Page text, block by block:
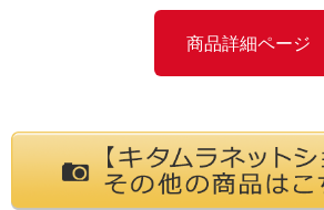
商品詳細ページ